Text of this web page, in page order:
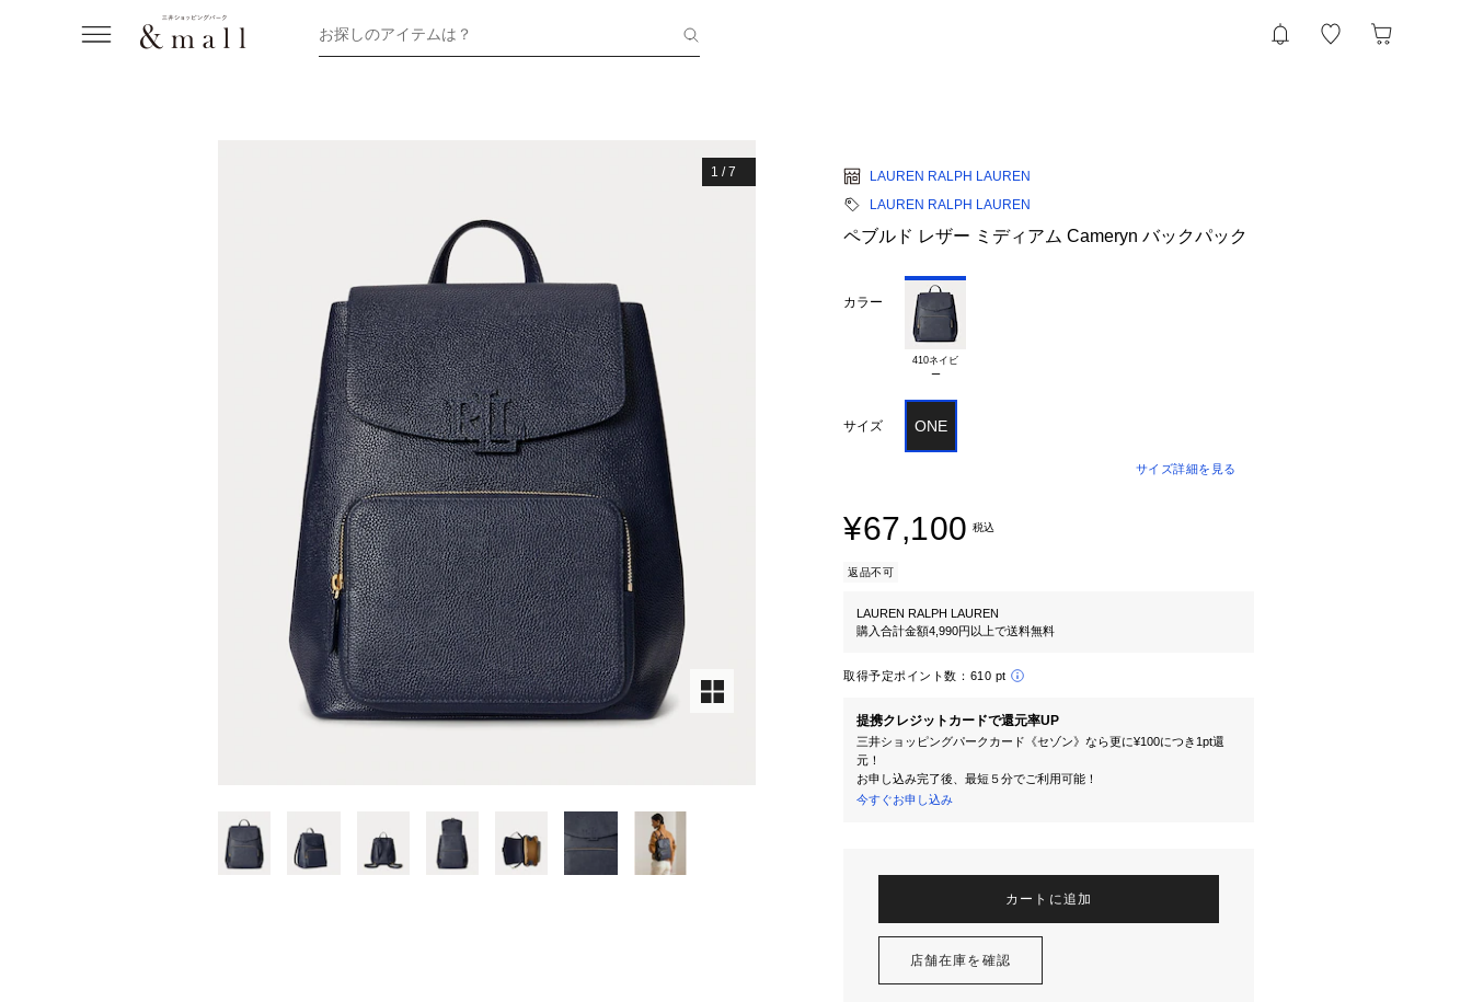
お探しのアイテムは？
1 /7
LAUREN RALPH LAUREN
LAUREN RALPH LAUREN
ペブルド レザー ミディアム Cameryn バックパック
カラー
410ネイビ
ー
サイズ ONE
サイズ詳細を見る
¥67,100 税込
返品不可
LAUREN RALPH LAUREN
購入合計金額4,990円以上で送料無料
取得予定ポイント数： 610 pt
提携クレジットカードで還元率UP
三井ショッピングパークカード《セゾン》なら更に¥100につき1pt還
元！
お申し込み完了後、最短５分でご利用可能！
今すぐお申し込み
カートに追加
店舗在庫を確認